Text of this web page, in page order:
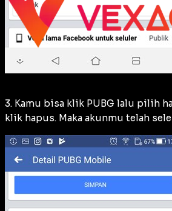
3. Kamu bisa klik PUBG lalu pilih
klik hapus. Maka akunmu telah